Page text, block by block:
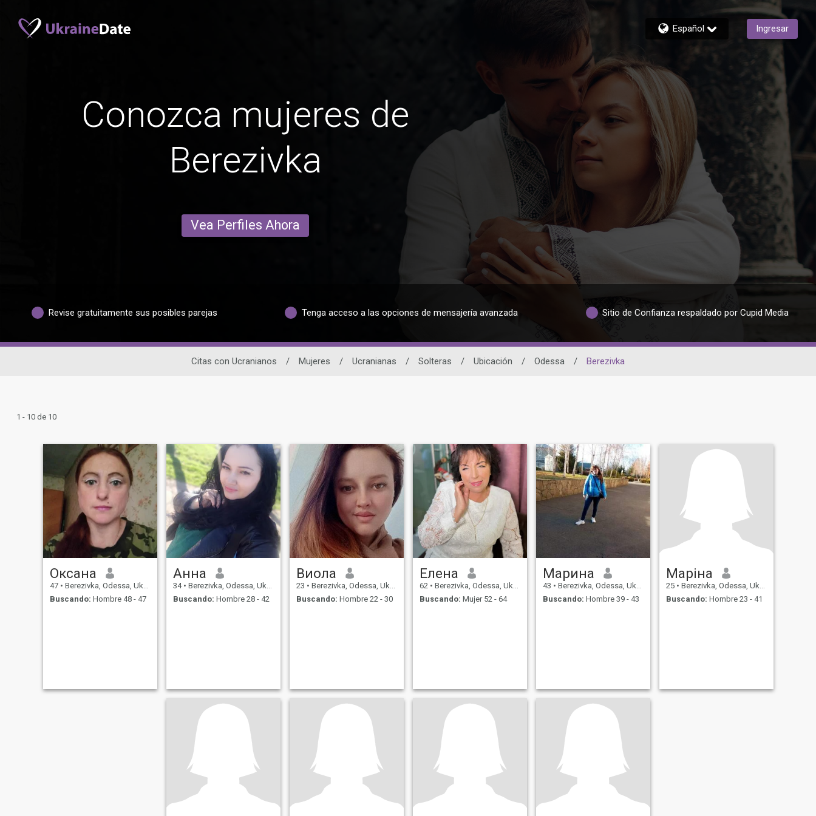
Español Ingresar
Conozca mujeres de
Berezivka
Vea Perfiles Ahora
Revise gratuitamente sus posibles parejas Tenga acceso a las opciones de mensajería avanzada Sitio de Confianza respaldado por Cupid Media
Citas con Ucranianos / Mujeres / Ucranianas / Solteras / Ubicación / Odessa / Berezivka
1 - 10 de 10
Оксана
47 • Berezivka, Odessa, Ukrania
Buscando: Hombre 48 - 47
Анна
34 • Berezivka, Odessa, Ukrania
Buscando: Hombre 28 - 42
Виола
23 • Berezivka, Odessa, Ukrania
Buscando: Hombre 22 - 30
Елена
62 • Berezivka, Odessa, Ukrania
Buscando: Mujer 52 - 64
Марина
43 • Berezivka, Odessa, Ukrania
Buscando: Hombre 39 - 43
Маріна
25 • Berezivka, Odessa, Ukrania
Buscando: Hombre 23 - 41